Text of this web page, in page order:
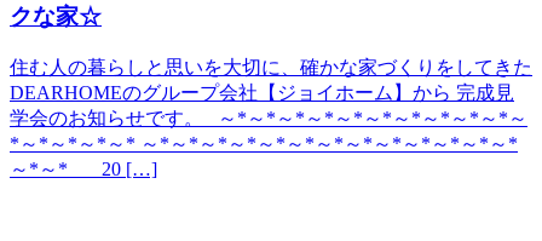
クな家☆
住む人の暮らしと思いを大切に、確かな家づくりをしてきた
DEARHOMEのグループ会社【ジョイホーム】から 完成見
学会のお知らせです。 ～*～*～*～*～*～*～*～*～*～*～
*～*～*～*～* ～*～*～*～*～*～*～*～*～*～*～*～*～*
～*～* 20 […]